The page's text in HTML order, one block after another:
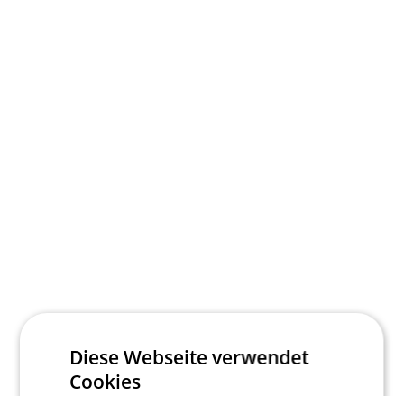
Diese Webseite verwendet
Cookies